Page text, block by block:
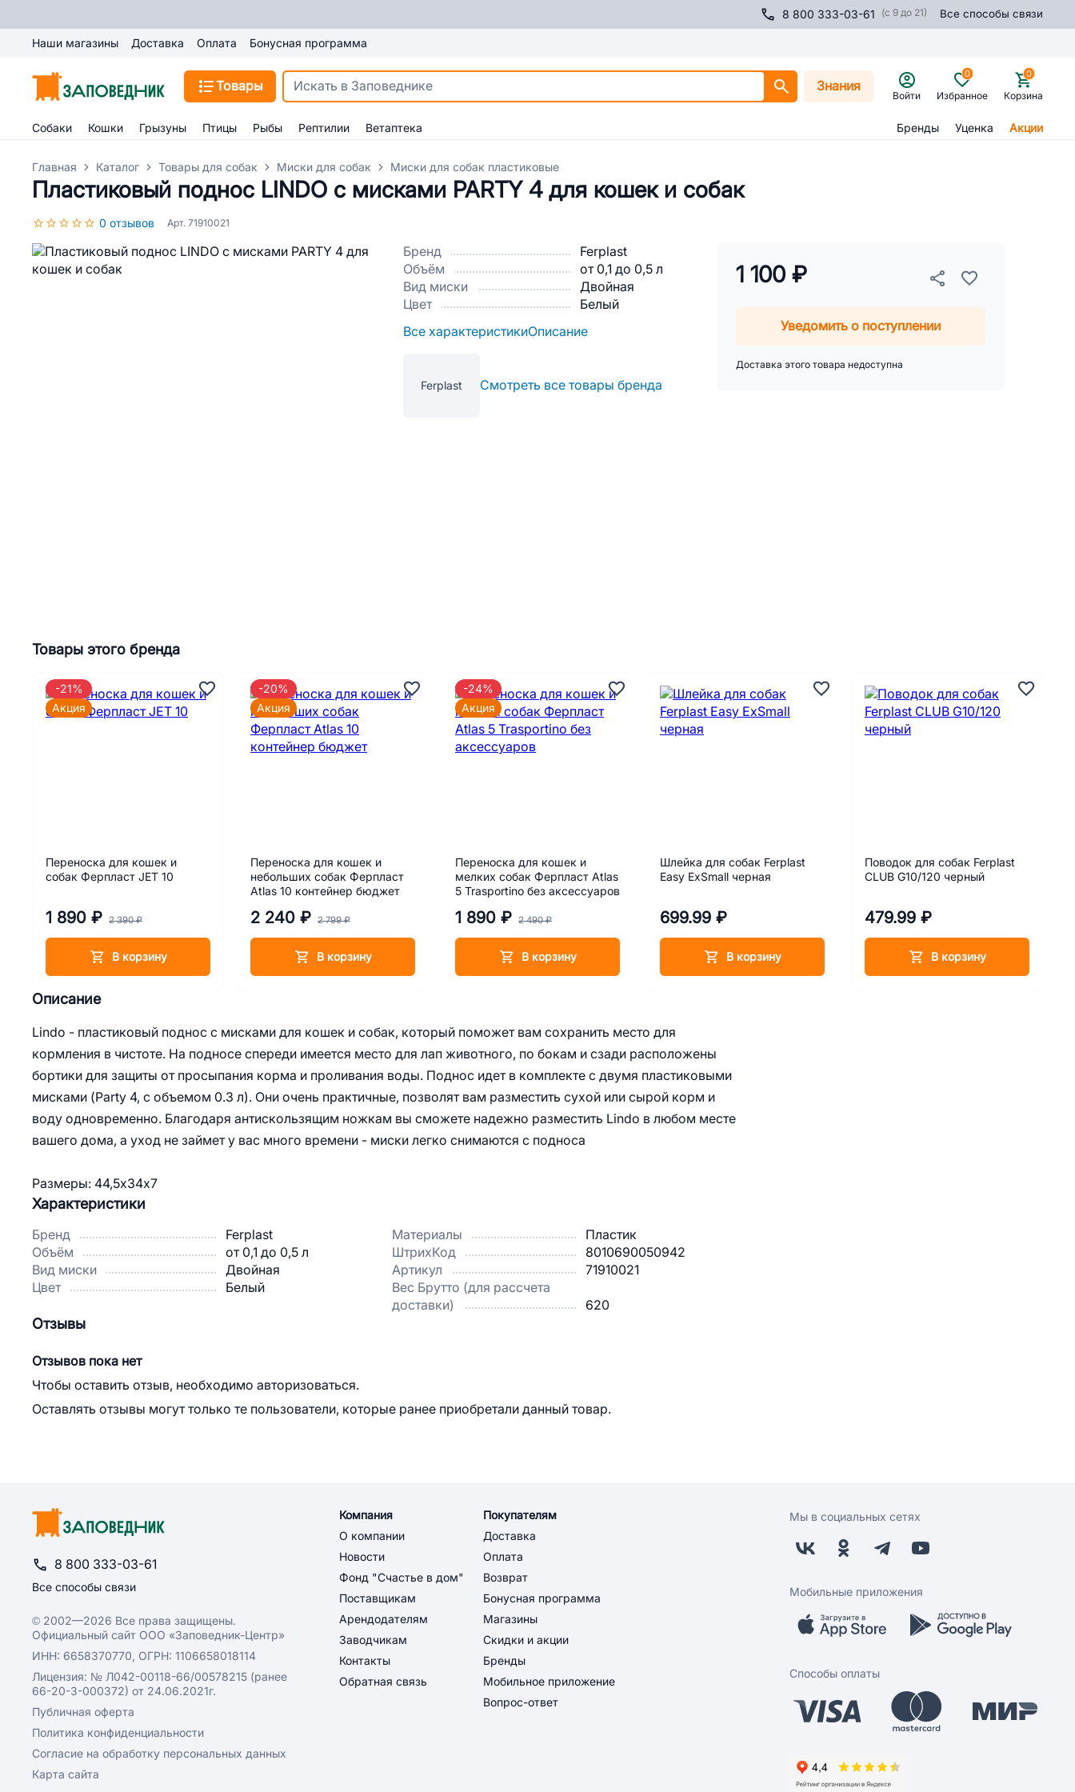
8 800 333-03-61 (с 9 до 21) Все способы связи
Наши магазины Доставка Оплата Бонусная программа
Товары Знания
Войти Избранное
0
Корзина
0
Собаки Кошки Грызуны Птицы Рыбы Рептилии Ветаптека Бренды Уценка Акции
Главная Каталог Товары для собак Миски для собак Миски для собак пластиковые
Пластиковый поднос LINDO с мисками PARTY 4 для кошек и собак
0 отзывов Арт. 71910021
Бренд
Ferplast
Объём
от 0,1 до 0,5 л
Вид миски
Двойная
Цвет
Белый
Все характеристикиОписание
Ferplast Смотреть все товары бренда
1 100 ₽
Уведомить о поступлении
Доставка этого товара недоступна
Описание
Lindo - пластиковый поднос с мисками для кошек и собак, который поможет вам сохранить место для
кормления в чистоте. На подносе спереди имеется место для лап животного, по бокам и сзади расположены
бортики для защиты от просыпания корма и проливания воды. Поднос идет в комплекте с двумя пластиковыми
мисками (Party 4, с объемом 0.3 л). Они очень практичные, позволят вам разместить сухой или сырой корм и
воду одновременно. Благодаря антискользящим ножкам вы сможете надежно разместить Lindo в любом месте
вашего дома, а уход не займет у вас много времени - миски легко снимаются с подноса
Размеры: 44,5х34х7
Товары этого бренда
Переноска для кошек и
собак Ферпласт JET 10
1 890 ₽ 2 390 ₽
В корзину
-21%
Акция
Переноска для кошек и
небольших собак Ферпласт
Atlas 10 контейнер бюджет
2 240 ₽ 2 799 ₽
В корзину
-20%
Акция
Переноска для кошек и
мелких собак Ферпласт Atlas
5 Trasportino без аксессуаров
1 890 ₽ 2 490 ₽
В корзину
-24%
Акция
Шлейка для собак Ferplast
Easy ExSmall черная
699.99 ₽
В корзину
Поводок для собак Ferplast
CLUB G10/120 черный
479.99 ₽
В корзину
Характеристики
Бренд
Ferplast
Объём
от 0,1 до 0,5 л
Вид миски
Двойная
Цвет
Белый
Материалы
Пластик
ШтрихКод
8010690050942
Артикул
71910021
Вес Брутто (для рассчета
доставки)
620
Отзывы
Отзывов пока нет
Чтобы оставить отзыв, необходимо авторизоваться.
Оставлять отзывы могут только те пользователи, которые ранее приобретали данный товар.
8 800 333-03-61
Все способы связи
© 2002—2026 Все права защищены.
Официальный сайт ООО «Заповедник-Центр»
ИНН: 6658370770, ОГРН: 1106658018114
Лицензия: № Л042-00118-66/00578215 (ранее
66-20-3-000372) от 24.06.2021г.
Публичная оферта
Политика конфиденциальности
Согласие на обработку персональных данных
Карта сайта
Компания
О компании
Новости
Фонд "Счастье в дом"
Поставщикам
Арендодателям
Заводчикам
Контакты
Обратная связь
Покупателям
Доставка
Оплата
Возврат
Бонусная программа
Магазины
Скидки и акции
Бренды
Мобильное приложение
Вопрос-ответ
Мы в социальных сетях
Мобильные приложения
Способы оплаты